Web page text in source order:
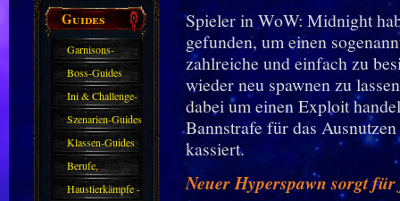
Guides
Garnisons-
Guides
Boss-Guides
Ini & Challenge-
Guides
Szenarien-Guides
Klassen-Guides
Berufe,
Farmkarten und
Haustierkämpfe -
Spieler in WoW: Midnight
gefunden, um einen
zahlreiche und einfach zu
wieder neu spawnen zu
dabei um einen Exploit
Bannstrafe für das
kassiert.
Neuer Hyperspawn sorgt